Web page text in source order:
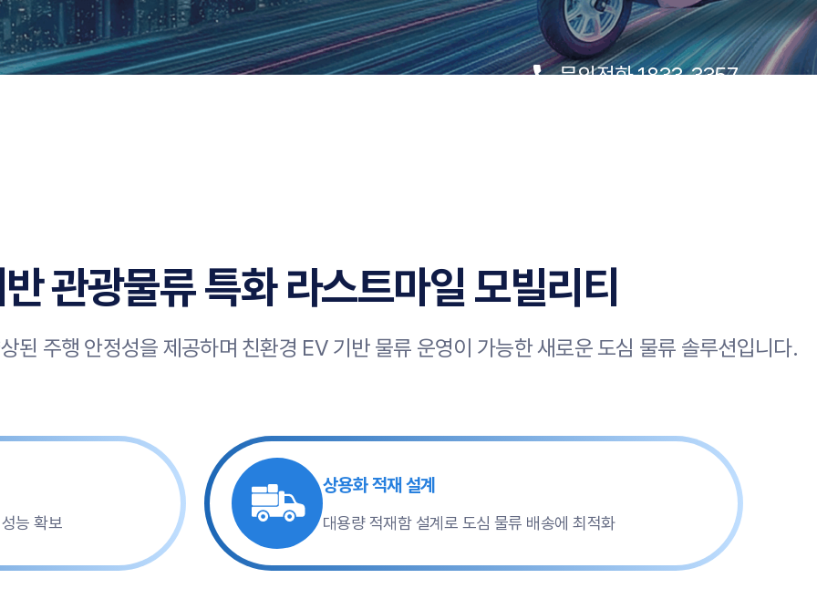
문의전화 1833-3357
관광물류 특화 라스트마일 모빌리티
된 주행 안정성을 제공하며 친환경 EV 기반 물류 운영이 가능한 새로운 도심 물류 솔루션입니다.
능 확보
상용화 적재 설계
대용량 적재함 설계로 도심 물류 배송에 최적화